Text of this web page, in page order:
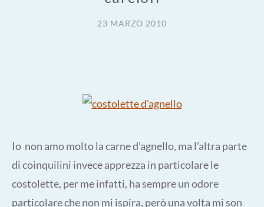
23 MARZO 2010
Io non amo molto la carne d’agnello, ma l’altra parte
di coinquilini invece apprezza in particolare le
costolette, per me infatti, ha sempre un odore
particolare che non mi ispira, però una volta mi son